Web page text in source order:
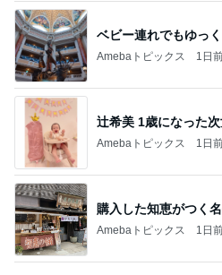
ベビー連れでもゆっ
Amebaトピックス 1日
辻希美 1歳になった
Amebaトピックス 1日
購入した知恵がつく
Amebaトピックス 1日